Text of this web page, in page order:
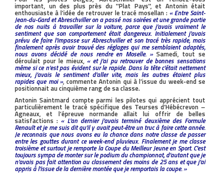
important, un des plus près du ''Plat Pays'', et Antonin était
enthousiaste à l’idée de retrouver le tracé mosellan : « Entre Saint-
Jean-du-Gard et Abreschviller on a passé nos soirées et une grande partie
de nos nuits à travailler sur la voiture, parce que j’avais vraiment le
sentiment que son comportement était dangereux. Initialement j’avais
prévu de faire l’impasse sur Abreschviller et son tracé très rapide, mais
finalement après avoir trouvé des réglages qui me semblaient adaptés,
nous avons décidé de nous rendre en Moselle. »Samedi, tout se
déroulait pour le mieux, « et j’ai pu retrouver de bonnes sensations
même si ce n’est pas évident sur le rapide. Dans la tête c’était nettement
mieux, j’avais le sentiment d’aller vite, mais les autres étaient plus
rapides que moi », commente Antonin qui à l’issue du week-end se
positionnait au cinquième rang de sa classe.
Antonin Saintmard compte parmi les pilotes qui apprécient tout
particulièrement le tracé spécifique des Teurses d’Hébécrevon –
Agneaux, et l’épreuve normande allait lui offrir de belles
satisfactions : « L’an dernier j’avais terminé deuxième des Formule
Renault et je me suis dit qu’il y avait peut-être un truc à faire cette année.
Je reconnais que nous avons eu la chance dans notre classe de passer
entre les gouttes durant ce week-end pluvieux. Finalement je me classe
troisième et surtout je remporte la Coupe du Meilleur Jeune en Sport. C’est
toujours sympa de monter sur le podium du championnat, d’autant que je
n’avais pas fait attention au classement des moins de 25 ans et que j’ai
appris à l’issue de la dernière montée que je remportais la coupe. »